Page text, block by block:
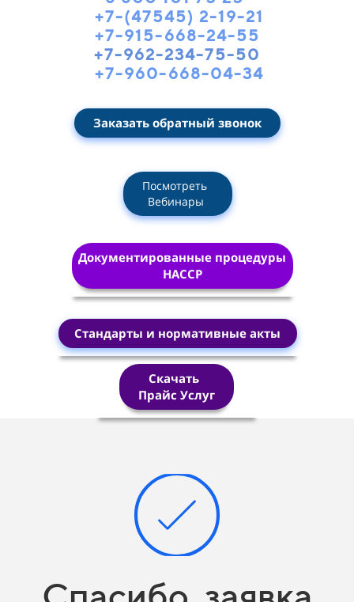
+7-(47545) 2-19-21
+7-915-668-24-55
+7-962-234-75-50
+7-960-668-04-34
Заказать обратный звонок
Посмотреть
Вебинары
Скачать
Прайс Услуг
Документированные процедуры
HACCP
Стандарты и нормативные акты